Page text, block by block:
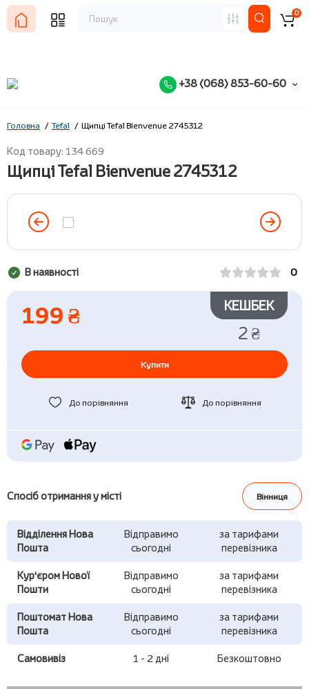
+38 (068) 853-60-60
0
Головна Tefal Щипці Tefal Bienvenue 2745312
Код товару: 134 669
Щипці Tefal Bienvenue 2745312
В наявності 0
199 ₴ КЕШБЕК
2 ₴
Купити
До порівняння До порівняння
Спосіб отримання у місті Вінниця
Відділення Нова
Пошта
Відправимо
сьогодні
за тарифами
перевізника
Кур'єром Нової
Пошти
Відправимо
сьогодні
за тарифами
перевізника
Поштомат Нова
Пошта
Відправимо
сьогодні
за тарифами
перевізника
Самовивіз 1 - 2 дні Безкоштовно